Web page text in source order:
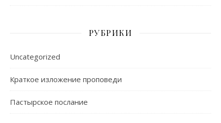
РУБРИКИ
Uncategorized
Краткое изложение проповеди
Пастырское послание